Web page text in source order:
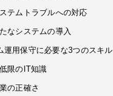
テムトラブルへの対応
なシステムの導入
運用保守に必要な3つのスキル
限のIT知識
の正確さ